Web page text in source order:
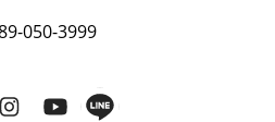
050-3999